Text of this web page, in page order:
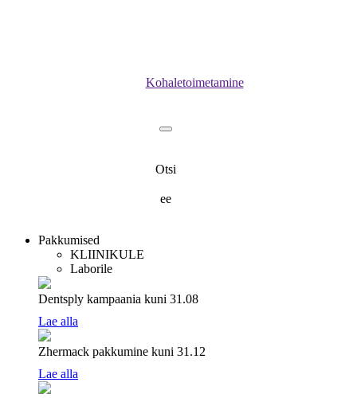
Kohaletoimetamine
Otsi
ee
Pakkumised
KLIINIKULE
Laborile
Dentsply kampaania kuni 31.08
Lae alla
Zhermack pakkumine kuni 31.12
Lae alla